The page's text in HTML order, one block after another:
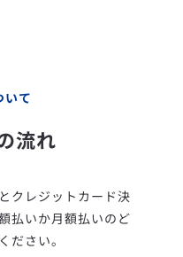
いて
流れ
クレジットカード決
払いか月額払いのど
ださい。